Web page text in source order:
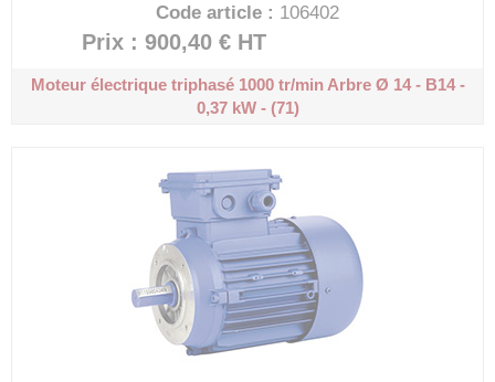
Code article : 106402
Prix : 900,40 € HT
Moteur électrique triphasé 1000 tr/minArbre Ø 14 - B14 -
0,37 kW - (71)